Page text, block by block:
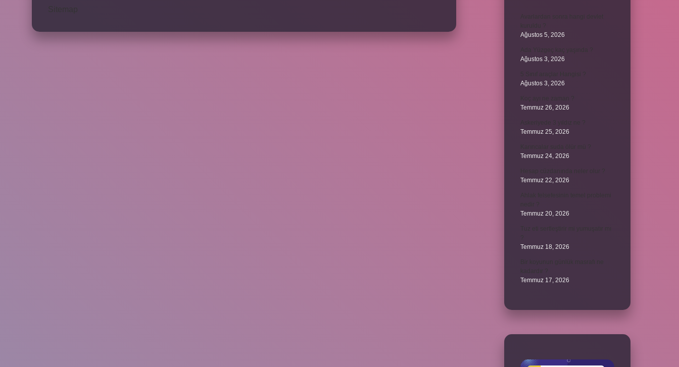
Ağustos 5, 2026
Ağustos 3, 2026
Ağustos 3, 2026
Temmuz 26, 2026
Temmuz 25, 2026
Temmuz 24, 2026
Temmuz 22, 2026
Temmuz 20, 2026
Temmuz 18, 2026
Temmuz 17, 2026